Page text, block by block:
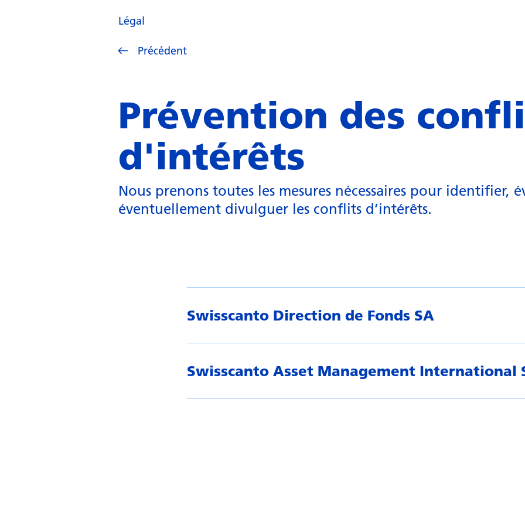
Légal
Précédent
Prévention des
d'intérêts
Nous prenons toutes les mesures nécessaires pour identifier,
éventuellement divulguer les conflits d’intérêts.
Swisscanto Direction de Fonds SA
Swisscanto Asset Management International